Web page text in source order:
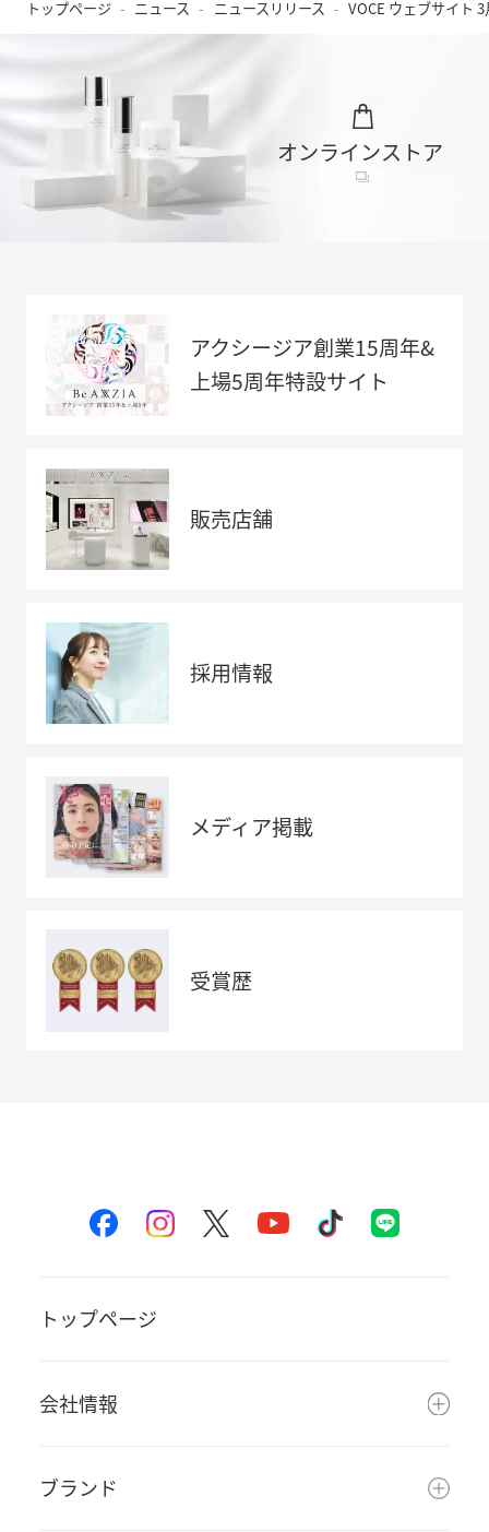
トップページ ニュース ニュースリリース VOCE ウェブサイト
オンラインストア
アクシージア創業15周年&
上場5周年特設サイト
販売店舗
採用情報
メディア掲載
受賞歴
トップページ
会社情報
ブランド